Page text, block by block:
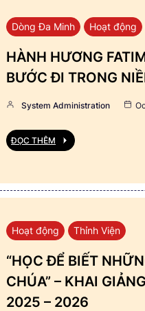
Dòng Đa Minh Hoạt động
HÀNH HƯƠNG
BƯỚC ĐI TRONG
System Administration
ĐỌC THÊM
Hoạt động Thỉnh Viện
“HỌC ĐỂ BIẾT
CHÚA” – KHAI
2025 – 2026